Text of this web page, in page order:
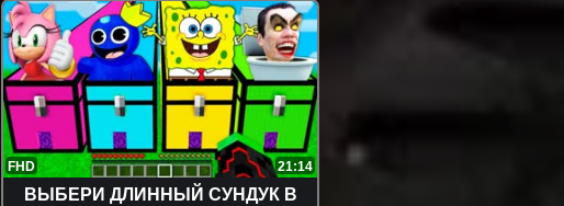
FHD 21:14
ВЫБЕРИ ДЛИННЫЙ СУНДУК В